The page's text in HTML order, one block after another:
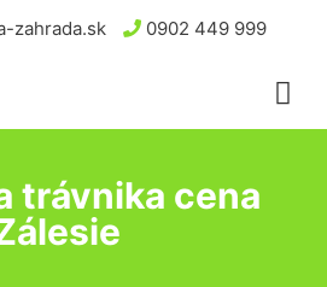
zahrada.sk 0902 449 999
trávnika cena